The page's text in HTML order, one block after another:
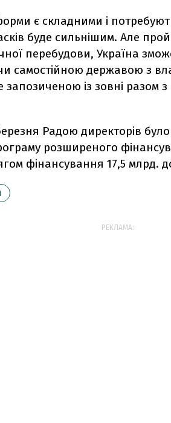
є складними і
буде сильнішим. Але
перебудови, Україна
самостійною державою з
запозиченою із зовні разом
Радою директорів
розширеного
фінансування 17,5 млрд.
РЕКЛАМА: